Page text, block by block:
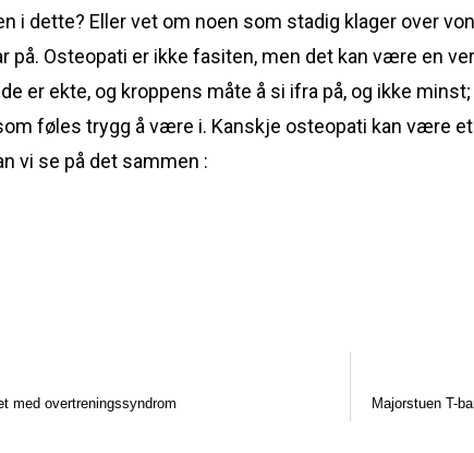
i dette? Eller vet om noen som stadig klager over
på. Osteopati er ikke fasiten, men det kan være en
er ekte, og kroppens måte å si ifra på, og ikke
føles trygg å være i. Kanskje osteopati kan være
vi se på det sammen :
med overtreningssyndrom Majorstuen T-